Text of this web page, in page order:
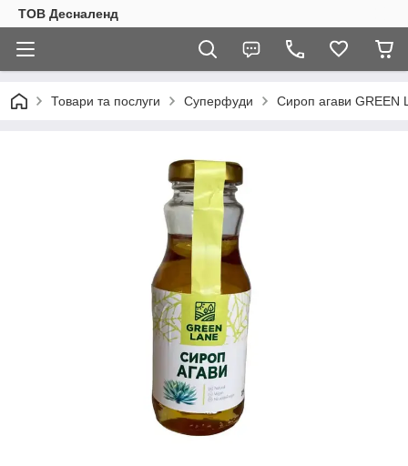
ТОВ Десналенд
Товари та послуги Суперфуди Сироп агави GREEN